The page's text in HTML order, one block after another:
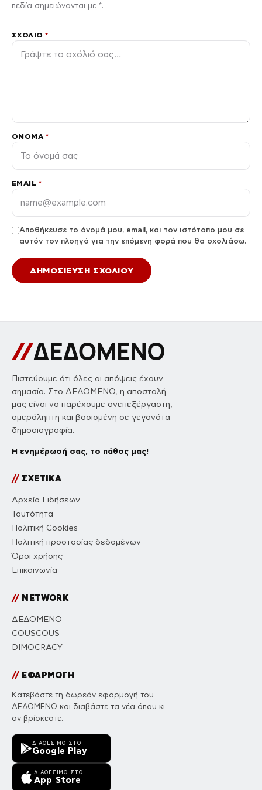
πεδία σημειώνονται με *.
ΣΧΌΛΙΟ*
ΌΝΟΜΑ *
EMAIL *
Αποθήκευσε το όνομά μου, email, και τον ιστότοπο μου σε
αυτόν τον πλοηγό για την επόμενη φορά που θα σχολιάσω.
Πιστεύουμε ότι όλες οι απόψεις έχουν
σημασία. Στο ΔΕΔΟΜΕΝΟ, η αποστολή
μας είναι να παρέχουμε ανεπεξέργαστη,
αμερόληπτη και βασισμένη σε γεγονότα
δημοσιογραφία.
Η ενημέρωσή σας, το πάθος μας!
//ΣΧΕΤΙΚΑ
Αρχείο Ειδήσεων
Ταυτότητα
Πολιτική Cookies
Πολιτική προστασίας δεδομένων
Όροι χρήσης
Επικοινωνία
//NETWORK
ΔΕΔΟΜΕΝΟ
COUSCOUS
DIMOCRACY
//ΕΦΑΡΜΟΓΗ
Κατεβάστε τη δωρεάν εφαρμογή του
ΔΕΔΟΜΕΝΟ και διαβάστε τα νέα όπου κι
αν βρίσκεστε.
ΔΙΑΘΈΣΙΜΟ ΣΤΟ
Google Play
ΔΙΑΘΈΣΙΜΟ ΣΤΟ
App Store